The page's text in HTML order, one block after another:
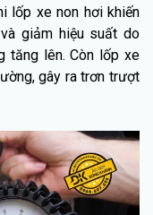
lốp xe non hơi khiến
giảm hiệu suất do
tăng lên. Còn lốp xe
gây ra trơn trượt